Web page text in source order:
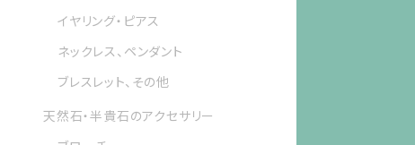
イヤリング・ピアス
ネックレス、ペンダント
ブレスレット、その他
天然石・半貴石のアクセサリー